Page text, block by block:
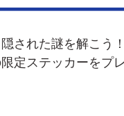
された謎を解こう！
定ステッカーをプ